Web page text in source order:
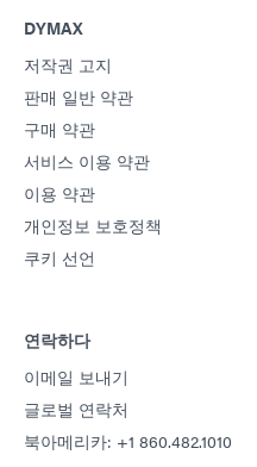
DYMAX
저작권 고지
판매 일반 약관
구매 약관
서비스 이용 약관
이용 약관
개인정보 보호정책
쿠키 선언
연락하다
이메일 보내기
글로벌 연락처
북아메리카: +1 860.482.1010